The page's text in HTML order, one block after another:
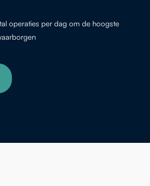
operaties per dag om de hoogste